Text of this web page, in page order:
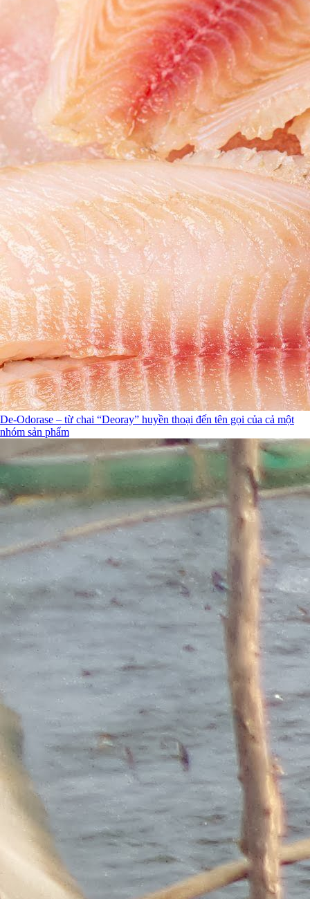
De-Odorase – từ chai “Deoray” huyền thoại đến tên gọi của cả một
nhóm sản phẩm